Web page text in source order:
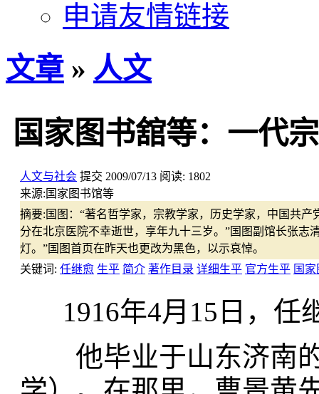
申请友情链接
文章 » 人文
国家图书舘等：一代
人文与社会 提交 2009/07/13 阅读: 1802
来源: 国家图书馆等
摘要: 国图：“著名哲学家，宗教学家，历史学家，中国共
分在北京医院不幸逝世，享年九十三岁。”国图副馆长张
灯。”国图首页在昨天也更改为黑色，以示哀悼。
关键词: 任继愈 生平 简介 著作目录 详细生平 官方生平 国
1916年4月15日，任
他毕业于山东济南的